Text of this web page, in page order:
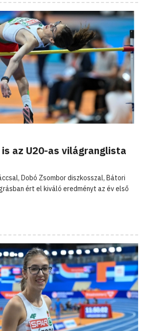
az U20-as világranglista
Dobó Zsombor diszkosszal, Bátori
ért el kiváló eredményt az év első